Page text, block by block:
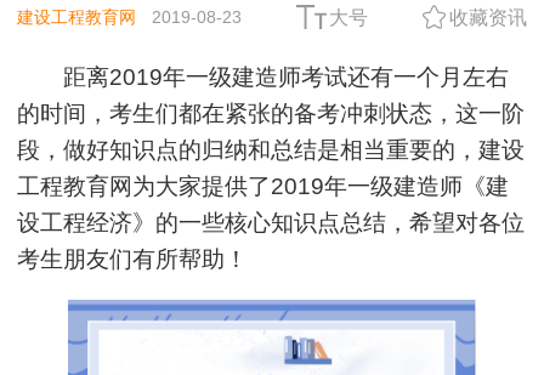
建设工程教育网 2019-08-23 大号 收藏资讯
距离2019年一级建造师考试还有一个月左右
的时间，考生们都在紧张的备考冲刺状态，这一阶
段，做好知识点的归纳和总结是相当重要的，建设
工程教育网为大家提供了2019年一级建造师《建
设工程经济》的一些核心知识点总结，希望对各位
考生朋友们有所帮助！